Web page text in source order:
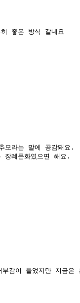
좋은 방식 같네요
추모라는 말에 공감돼
장례문화였으면 해요.
감이 들었지만 지금은